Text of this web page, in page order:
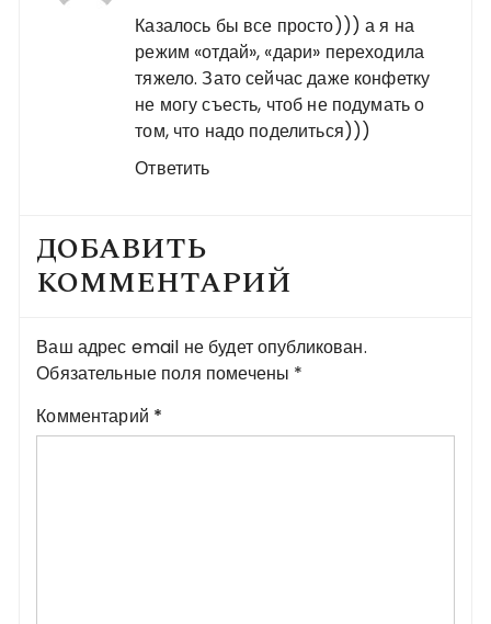
Казалось бы все просто))) а я на
режим «отдай», «дари» переходила
тяжело. Зато сейчас даже конфетку
не могу съесть, чтоб не подумать о
том, что надо поделиться)))
Ответить
ДОБАВИТЬ
КОММЕНТАРИЙ
Ваш адрес email не будет опубликован.
Обязательные поля помечены *
Комментарий *